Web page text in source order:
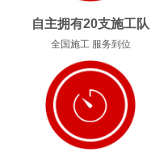
自主拥有20支施工队
全国施工 服务到位